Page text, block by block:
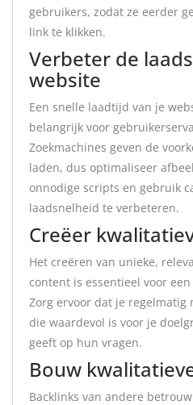
gebruikers, zodat ze eerder
link te klikken.
Verbeter de
website
Een snelle laadtijd van je
belangrijk voor
Zoekmachines geven de
laden, dus optimaliseer
onnodige scripts en gebruik
laadsnelheid te verbeteren.
Creëer
Het creëren van unieke,
content is essentieel voor
Zorg ervoor dat je regelmatig
die waardevol is voor je
geeft op hun vragen.
Bouw
Backlinks van andere